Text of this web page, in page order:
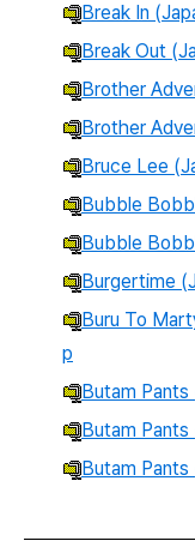
Break In
Break Out
Brother
Brother
Bruce Lee
Bubble
Bubble
Burgertime
Buru To
p
Butam Pants
Butam
Butam Pants